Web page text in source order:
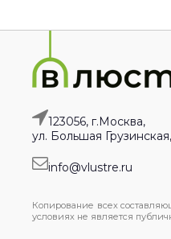
123056, г.Москва,
ул. Большая
info@vlustre.ru
Копирование всех
условиях не является